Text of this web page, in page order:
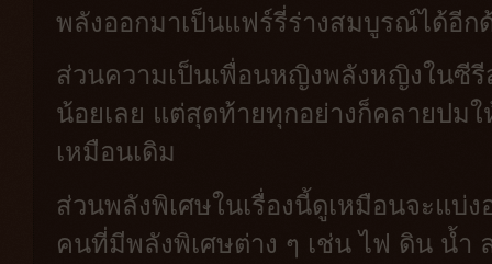
พลังออกมาเป็นแฟร์รี่ร่างสมบูรณ์ได้อีก
ส่วนความเป็นเพื่อนหญิงพลังหญิงในซี
น้อยเลย แต่สุดท้ายทุกอย่างก็คลายปม
เหมือนเดิม
ส่วนพลังพิเศษในเรื่องนี้ดูเหมือนจะแบ่
คนที่มีพลังพิเศษต่าง ๆ เช่น ไฟ ดิน น้ำ